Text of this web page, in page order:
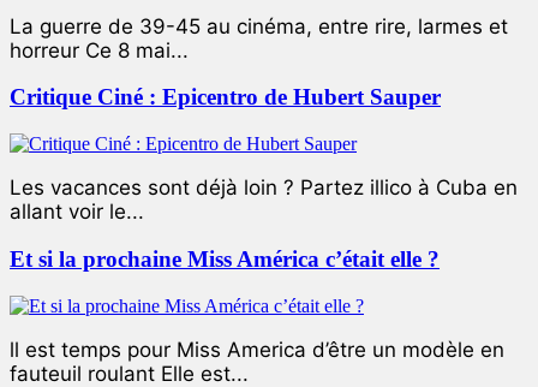
La guerre de 39-45 au cinéma, entre rire, larmes et
horreur Ce 8 mai...
Critique Ciné : Epicentro de Hubert Sauper
Les vacances sont déjà loin ? Partez illico à Cuba en
allant voir le...
Et si la prochaine Miss América c’était elle ?
ll est temps pour Miss America d’être un modèle en
fauteuil roulant Elle est...